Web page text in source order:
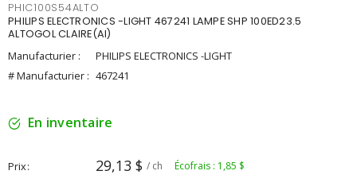
PHIC100S54ALTO
PHILIPS ELECTRONICS -LIGHT 467241 LAMPE SHP 100ED23.5
ALTOGOL CLAIRE(AI)
Manufacturier :
PHILIPS ELECTRONICS -LIGHT
# Manufacturier : 467241
En inventaire
Prix 29,13 $ / ch Écofrais : 1,85 $